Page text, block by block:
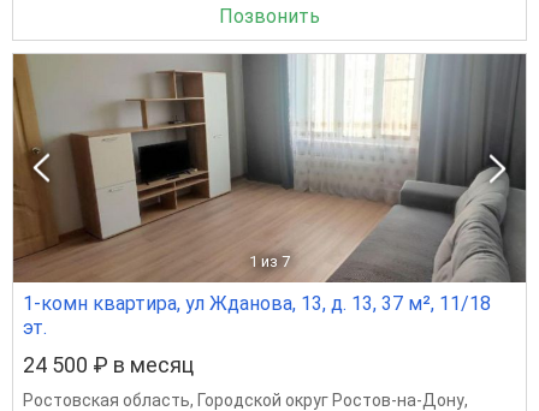
Позвонить
1 из 7
1-комн квартира, ул Жданова, 13, д. 13, 37 м², 11/18
эт.
24 500 ₽ в месяц
Ростовская область, Городской округ Ростов-на-Дону,